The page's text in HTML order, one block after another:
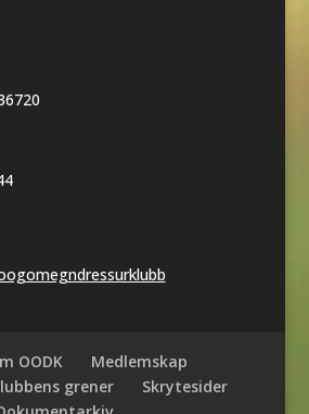
OODK
Medlemskap
grener
Skrytesider